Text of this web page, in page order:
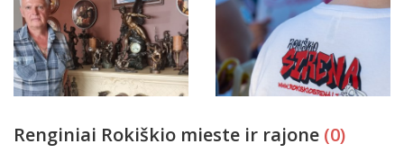
Renginiai Rokiškio mieste ir rajone (0)